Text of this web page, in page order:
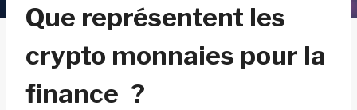
Que représentent les
crypto monnaies pour la
finance ?